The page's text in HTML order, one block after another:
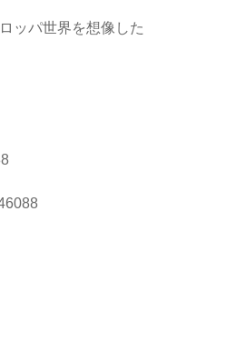
ッパ世界を想像した